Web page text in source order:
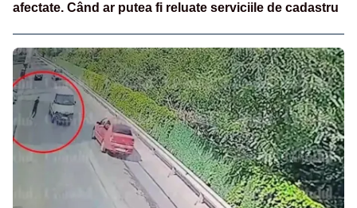
afectate. Când ar putea fi reluate serviciile de cadastru